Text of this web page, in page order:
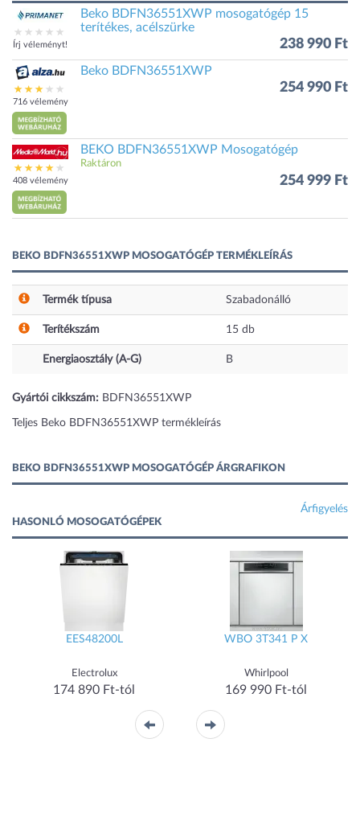
Írj véleményt!
Beko BDFN36551XWP mosogatógép 15
terítékes, acélszürke
238 990 Ft
716 vélemény
Beko BDFN36551XWP
254 990 Ft
408 vélemény
BEKO BDFN36551XWP Mosogatógép
Raktáron
254 999 Ft
BEKO BDFN36551XWP MOSOGATÓGÉP TERMÉKLEÍRÁS
Termék típusa Szabadonálló
Terítékszám 15 db
Energiaosztály (A-G) B
Gyártói cikkszám: BDFN36551XWP
Teljes Beko BDFN36551XWP termékleírás
BEKO BDFN36551XWP MOSOGATÓGÉP ÁRGRAFIKON
Árfigyelés
HASONLÓ MOSOGATÓGÉPEK
EES48200L
Electrolux
174 890 Ft-tól
WBO 3T341 P X
Whirlpool
169 990 Ft-tól